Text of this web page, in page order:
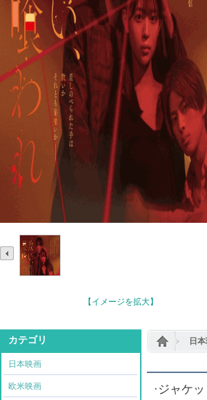
【イメージを拡大】
カテゴリ
日本映画
欧米映画
日
·ジャケ